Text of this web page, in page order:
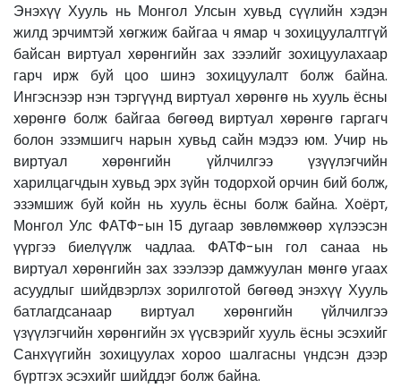
Энэхүү Хууль нь Монгол Улсын хувьд сүүлийн хэдэн
жилд эрчимтэй хөгжиж байгаа ч ямар ч зохицуулалтгүй
байсан виртуал хөрөнгийн зах зээлийг зохицуулахаар
гарч ирж буй цоо шинэ зохицуулалт болж байна.
Ингэснээр нэн тэргүүнд виртуал хөрөнгө нь хууль ёсны
хөрөнгө болж байгаа бөгөөд виртуал хөрөнгө гаргагч
болон эзэмшигч нарын хувьд сайн мэдээ юм. Учир нь
виртуал хөрөнгийн үйлчилгээ үзүүлэгчийн
харилцагчдын хувьд эрх зүйн тодорхой орчин бий болж,
эзэмшиж буй койн нь хууль ёсны болж байна. Хоёрт,
Монгол Улс ФАТФ-ын 15 дугаар зөвлөмжөөр хүлээсэн
үүргээ биелүүлж чадлаа. ФАТФ-ын гол санаа нь
виртуал хөрөнгийн зах зээлээр дамжуулан мөнгө угаах
асуудлыг шийдвэрлэх зорилготой бөгөөд энэхүү Хууль
батлагдсанаар виртуал хөрөнгийн үйлчилгээ
үзүүлэгчийн хөрөнгийн эх үүсвэрийг хууль ёсны эсэхийг
Санхүүгийн зохицуулах хороо шалгасны үндсэн дээр
бүртгэх эсэхийг шийддэг болж байна.